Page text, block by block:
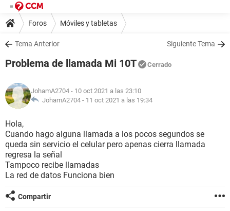
Foros Móviles y tabletas
Tema Anterior Siguiente Tema
Problema de llamada Mi 10T Cerrado
JohamA2704 - 10 oct 2021 a las 23:10
JohamA2704 - 11 oct 2021 a las 19:34
Hola,
Cuando hago alguna llamada a los pocos segundos se
queda sin servicio el celular pero apenas cierra llamada
regresa la señal
Tampoco recibe llamadas
La red de datos Funciona bien
Compartir